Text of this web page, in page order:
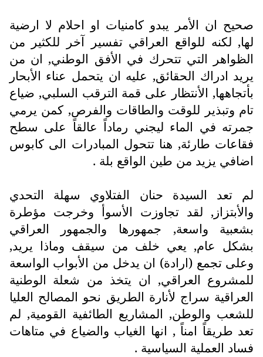
صحيح ان الأمر يبدو كامنيات او احلام لا ارضية
لها, لكنه للواقع العراقي تفسير آخر للكثير من
الظواهر التي تتحرك في الأفق الوطني, ان من
يريد ادراك الحقائق, عليه ان يتحمل عناء الأبحار
بأتجاهها, الأنتظار على قمة الترقب السلبي, ضياع
تام وتبذير للوقت والطاقات والفرص, كمن يرمي
جمرته في الماء ليجني رماداً عالقاً على سطح
فقاعات طارئة, هنا تتحول المبادرات الى كابوس
اضافي يزيد من طين الواقع بلة .
لم تعد السيدة حنان الفتلاوي سهلة التحدي
والأبتزاز, لقد تجاوزت الأسوأ وخرجت مؤطرة
بشعبية واسعة, جمهورها والجمهور العراقي
بشكل عام, يعي خلف من سيقف وماذا يريد,
وعلى تجمع (ارادة) ان يدخل من الأبواب الواسعة
للمشروع العراقي, ان يتخذ من شعلة الوطنية
العراقية سراج لأنارة الطريق نحو المصالح العليا
للشعب والوطن, المشاريع الطائفية القومية, لم
تعد طريقاً امناً , انها الغياب والضياع في متاهات
فساد العملية السياسية .